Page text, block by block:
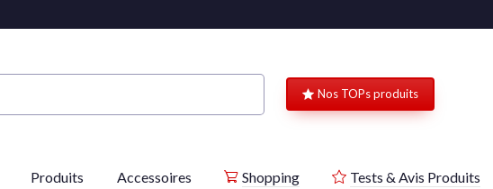
Nos TOPs produits
Produits
Accessoires
Shopping Tests & Avis Produits